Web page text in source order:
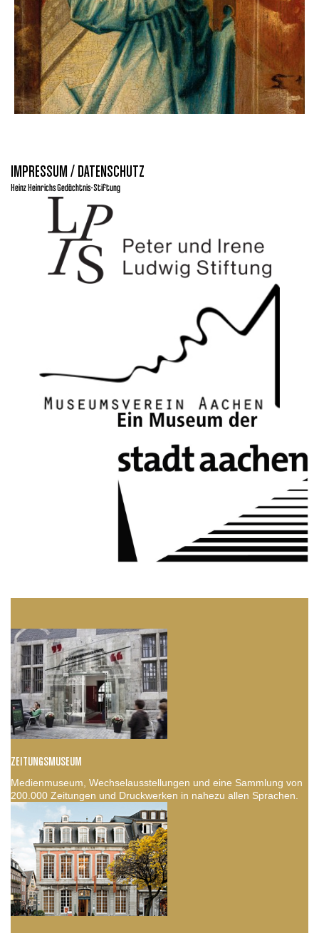
IMPRESSUM / DATENSCHUTZ
Heinz Heinrichs Gedächtnis-Stiftung
ZEITUNGSMUSEUM
Medienmuseum, Wechselausstellungen und eine Sammlung von
200.000 Zeitungen und Druckwerken in nahezu allen Sprachen.